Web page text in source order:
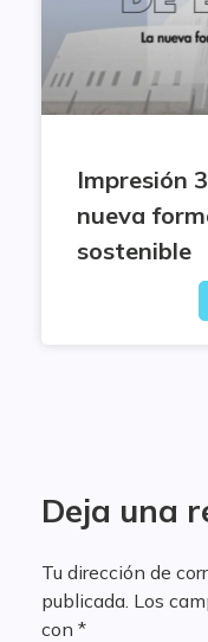
Impresión
nueva
sostenible
Deja una
Tu dirección de
publicada. Los
con *